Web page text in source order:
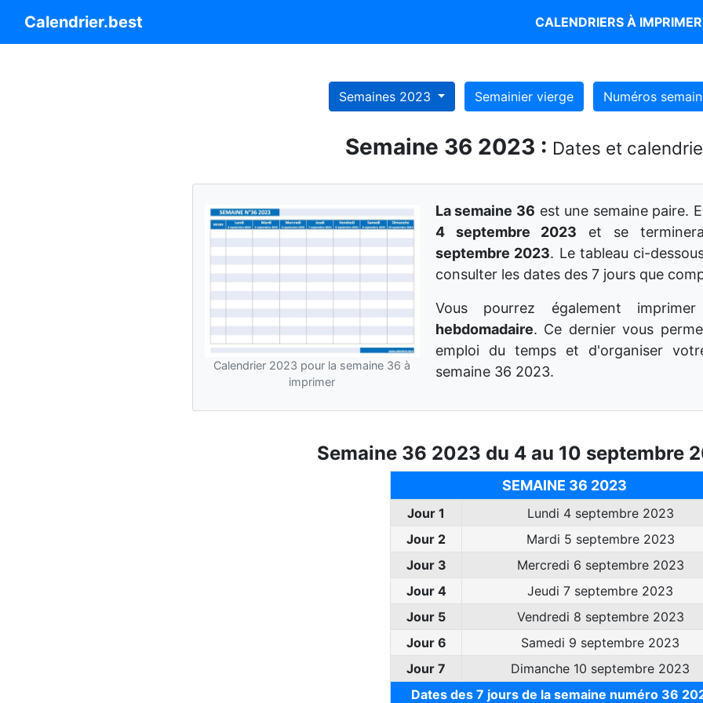
Calendrier.best CALENDRIERS À IMPRIMER
Semaines 2023 Semainier vierge Numéros
Semaine 36 2023 : Dates et
Calendrier 2023 pour la semaine 36 à
imprimer
La semaine 36 est une semaine paire.
4 septembre 2023 et se
septembre 2023. Le tableau ci-
consulter les dates des 7 jours que
Vous pourrez également
hebdomadaire. Ce dernier vous
emploi du temps et d'organiser
semaine 36 2023.
Semaine 36 2023 du 4 au 10 septembre
SEMAINE 36 2023
Jour 1
Lundi 4 septembre 2023
Jour 2
Mardi 5 septembre 2023
Jour 3
Mercredi 6 septembre 2023
Jour 4
Jeudi 7 septembre 2023
Jour 5
Vendredi 8 septembre 2023
Jour 6
Samedi 9 septembre 2023
Jour 7
Dimanche 10 septembre 2023
Dates des 7 jours de la semaine numéro 36